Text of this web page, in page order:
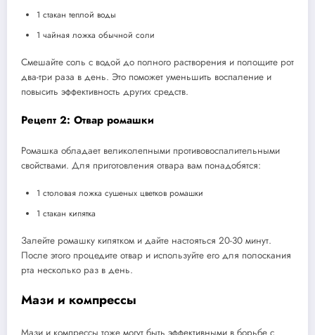
1 стакан теплой воды
1 чайная ложка обычной соли
Смешайте соль с водой до полного растворения и полощите рот
два-три раза в день. Это поможет уменьшить воспаление и
повысить эффективность других средств.
Рецепт 2: Отвар ромашки
Ромашка обладает великолепными противовоспалительными
свойствами. Для приготовления отвара вам понадобятся:
1 столовая ложка сушеных цветков ромашки
1 стакан кипятка
Залейте ромашку кипятком и дайте настояться 20-30 минут.
После этого процедите отвар и используйте его для полоскания
рта несколько раз в день.
Мази и компрессы